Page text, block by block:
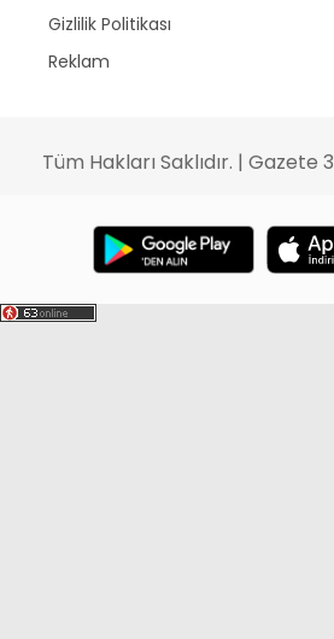
Gizlilik Politikası
Reklam
Tüm Hakları Saklıdır. | Gazete 3